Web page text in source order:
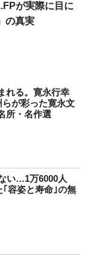
が実際に目に
の真実
れる。寛永行幸
が彩った寛永文
所・名作選
い…1万6000人
容姿と寿命｣の無